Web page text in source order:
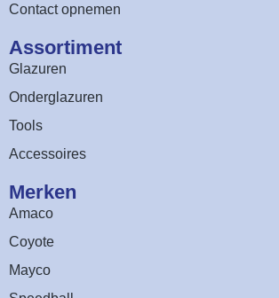
Contact opnemen
Assortiment​
Glazuren
Onderglazuren
Tools
Accessoires
Merken
Amaco
Coyote
Mayco